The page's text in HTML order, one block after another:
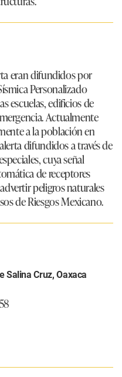
eran difundidos por
Personalizado
escuelas, edificios de
Actualmente
a la población en
difundidos a través de
cuya señal
de receptores
peligros naturales
de Riesgos Mexicano.
Salina Cruz, Oaxaca